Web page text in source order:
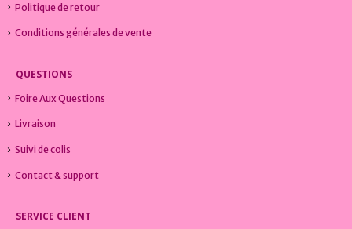
Politique de retour
Conditions générales de vente
QUESTIONS
Foire Aux Questions
Livraison
Suivi de colis
Contact & support
SERVICE CLIENT